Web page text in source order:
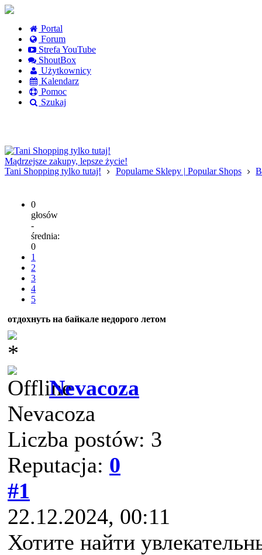
Portal
Forum
Strefa YouTube
ShoutBox
Użytkownicy
Kalendarz
Pomoc
Szukaj
Mądrzejsze zakupy, lepsze życie!
Tani Shopping tylko tutaj!
Popularne Sklepy | Popular Shops
0
głosów
-
średnia:
0
1
2
3
4
5
отдохнуть на байкале недорого летом
Nevacoza
Nevacoza
Liczba postów: 3
Reputacja: 0
#1
22.12.2024, 00:11
Хотите найти